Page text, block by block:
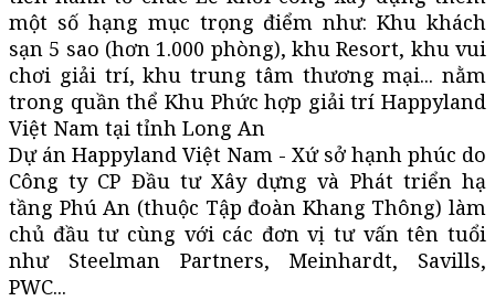
một số hạng mục trọng điểm như: Khu khách
sạn 5 sao (hơn 1.000 phòng), khu Resort, khu vui
chơi giải trí, khu trung tâm thương mại... nằm
trong quần thể Khu Phức hợp giải trí Happyland
Việt Nam tại tỉnh Long An
Dự án Happyland Việt Nam - Xứ sở hạnh phúc do
Công ty CP Đầu tư Xây dựng và Phát triển hạ
tầng Phú An (thuộc Tập đoàn Khang Thông) làm
chủ đầu tư cùng với các đơn vị tư vấn tên tuổi
như Steelman Partners, Meinhardt, Savills,
PWC...